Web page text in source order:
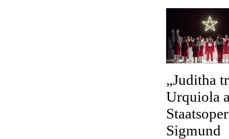
„Juditha
Urquiola
Sigmund